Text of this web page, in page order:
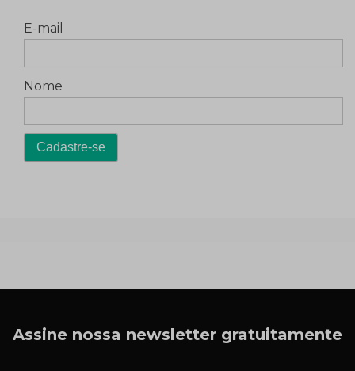
E-mail
Nome
Assine nossa newsletter gratuitamente